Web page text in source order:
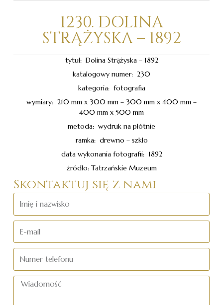
1230. DOLINA
STRĄŻYSKA – 1892
tytuł: Dolina Strążyska – 1892
katalogowy numer: 230
kategoria: fotografia
wymiary: 210 mm x 300 mm – 300 mm x 400 mm –
400 mm x 500 mm
metoda: wydruk na płótnie
ramka: drewno – szkło
data wykonania fotografii: 1892
źródło: Tatrzańskie Muzeum
Skontaktuj się z nami
i
mail
telefonu
Wiadomość